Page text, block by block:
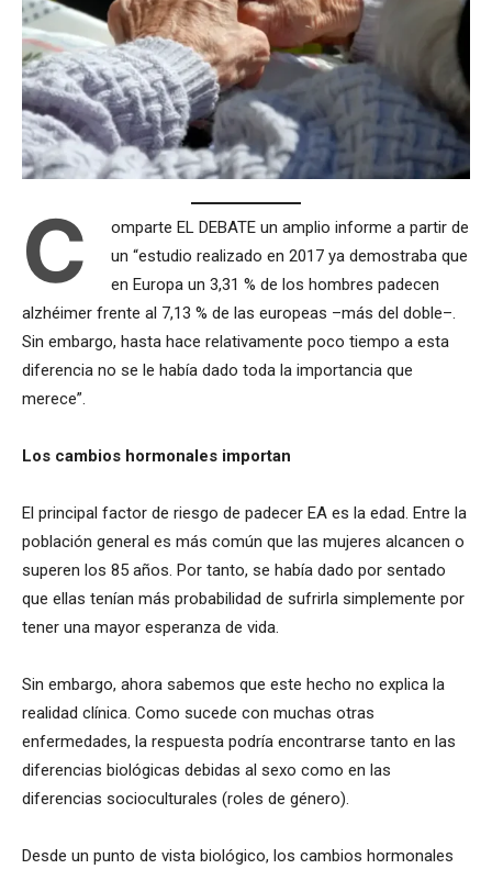
C
omparte EL DEBATE un amplio informe a partir de
un “estudio realizado en 2017 ya demostraba que
en Europa un 3,31 % de los hombres padecen
alzhéimer frente al 7,13 % de las europeas –más del doble–.
Sin embargo, hasta hace relativamente poco tiempo a esta
diferencia no se le había dado toda la importancia que
merece”.
Los cambios hormonales importan
El principal factor de riesgo de padecer EA es la edad. Entre la
población general es más común que las mujeres alcancen o
superen los 85 años. Por tanto, se había dado por sentado
que ellas tenían más probabilidad de sufrirla simplemente por
tener una mayor esperanza de vida.
Sin embargo, ahora sabemos que este hecho no explica la
realidad clínica. Como sucede con muchas otras
enfermedades, la respuesta podría encontrarse tanto en las
diferencias biológicas debidas al sexo como en las
diferencias socioculturales (roles de género).
Desde un punto de vista biológico, los cambios hormonales